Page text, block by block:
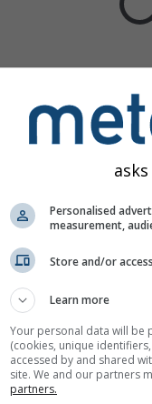
48.63°N
Personalised
measurement,
Store and/or
Learn more
Your personal data will be
(cookies, unique
accessed by and shared
site. We and our partners
partners.